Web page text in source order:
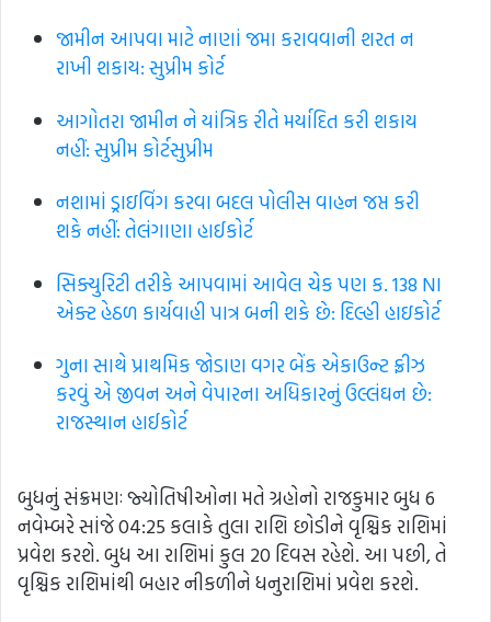
જામીન આપવા માટે નાણાં જમા કરાવવાની શરત ન
રાખી શકાય: સુપ્રીમ કોર્ટ
આગોતરા જામીન ને યાંત્રિક રીતે મર્યાદિત કરી શકાય
નહીં: સુપ્રીમ કોર્ટ​સુપ્રીમ
નશામાં ડ્રાઇવિંગ કરવા બદલ પોલીસ વાહન જપ્ત કરી
શકે નહીં: તેલંગાણા હાઈકોર્ટ
સિક્યુરિટી તરીકે આપવામાં આવેલ ચેક પણ ક. 138 NI
એક્ટ હેઠળ કાર્યવાહી પાત્ર બની શકે છે: દિલ્હી હાઇકોર્ટ
ગુના સાથે પ્રાથમિક જોડાણ વગર બેંક એકાઉન્ટ ફ્રીઝ
કરવું એ જીવન અને વેપારના અધિકારનું ઉલ્લંઘન છે:
રાજસ્થાન હાઈકોર્ટ
બુધનું સંક્રમણઃ જ્યોતિષીઓના મતે ગ્રહોનો રાજકુમાર બુધ 6
નવેમ્બરે સાંજે 04:25 કલાકે તુલા રાશિ છોડીને વૃશ્ચિક રાશિમાં
પ્રવેશ કરશે. બુધ આ રાશિમાં કુલ 20 દિવસ રહેશે. આ પછી, તે
વૃશ્ચિક રાશિમાંથી બહાર નીકળીને ધનુરાશિમાં પ્રવેશ કરશે.